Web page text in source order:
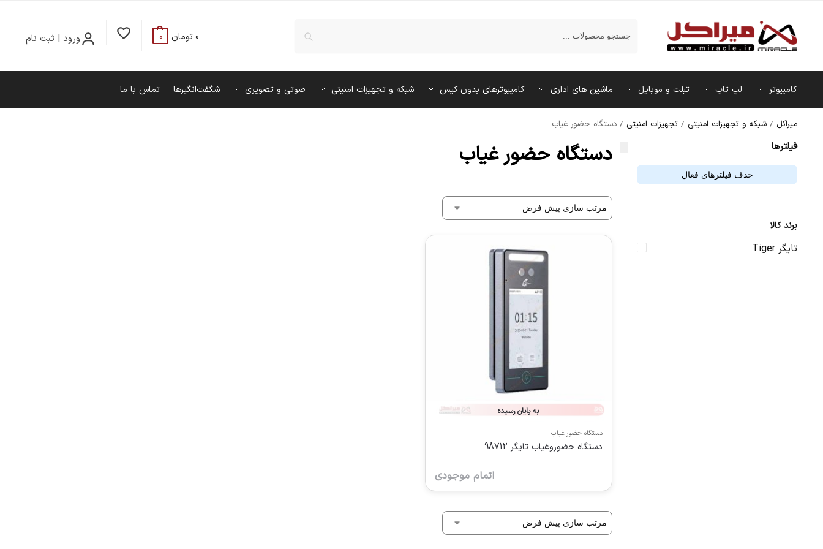
ورود | ثبت نام 0 تومان 0
کامپیوتر لپ تاپ تبلت و موبایل ماشین‌ های اداری کامپیوترهای بدون کیس شبکه و تجهیزات امنیتی صوتی و تصویری شگفت‌انگیزها تماس با ما
میراکل / شبکه و تجهیزات امنیتی / تجهیزات امنیتی / دستگاه حضور غیاب
دستگاه حضور غیاب
به پایان رسیده
دستگاه حضور غیاب
دستگاه حضوروغیاب تایگر 98712
اتمام موجودی
فیلتر‌ها
حذف فیلترهای فعال
برند کالا
تایگر Tiger